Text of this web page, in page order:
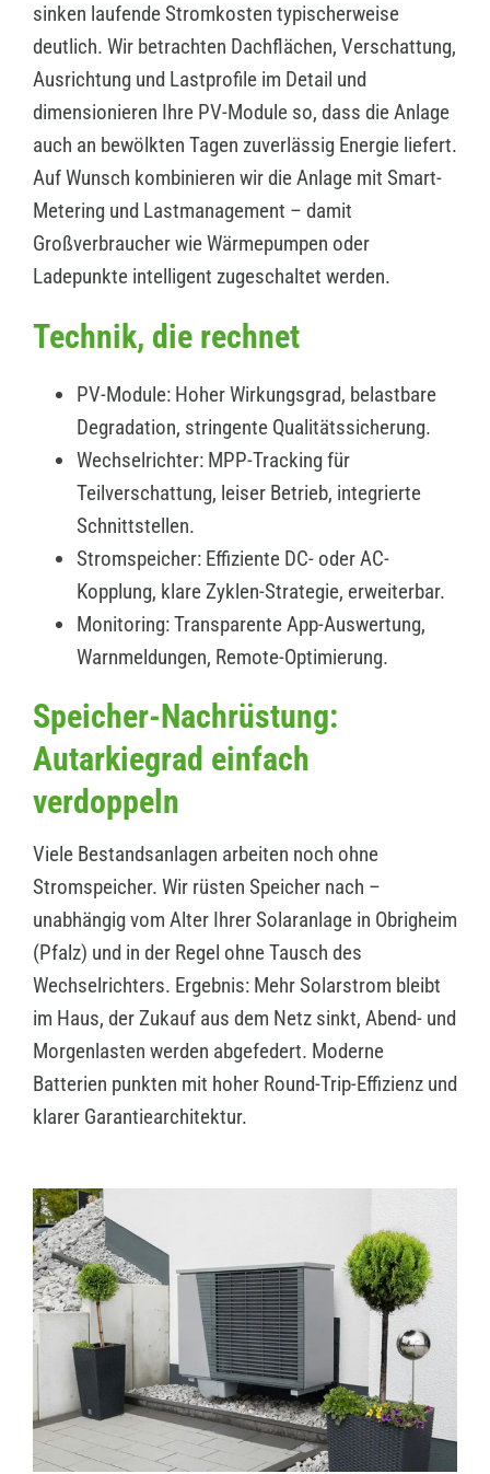
sinken laufende Stromkosten typischerweise
deutlich. Wir betrachten Dachflächen, Verschattung,
Ausrichtung und Lastprofile im Detail und
dimensionieren Ihre PV-Module so, dass die Anlage
auch an bewölkten Tagen zuverlässig Energie liefert.
Auf Wunsch kombinieren wir die Anlage mit Smart-
Metering und Lastmanagement – damit
Großverbraucher wie Wärmepumpen oder
Ladepunkte intelligent zugeschaltet werden.
Technik, die rechnet
PV-Module: Hoher Wirkungsgrad, belastbare
Degradation, stringente Qualitätssicherung.
Wechselrichter: MPP-Tracking für
Teilverschattung, leiser Betrieb, integrierte
Schnittstellen.
Stromspeicher: Effiziente DC- oder AC-
Kopplung, klare Zyklen-Strategie, erweiterbar.
Monitoring: Transparente App-Auswertung,
Warnmeldungen, Remote-Optimierung.
Speicher-Nachrüstung:
Autarkiegrad einfach
verdoppeln
Viele Bestandsanlagen arbeiten noch ohne
Stromspeicher. Wir rüsten Speicher nach –
unabhängig vom Alter Ihrer Solaranlage in Obrigheim
(Pfalz) und in der Regel ohne Tausch des
Wechselrichters. Ergebnis: Mehr Solarstrom bleibt
im Haus, der Zukauf aus dem Netz sinkt, Abend- und
Morgenlasten werden abgefedert. Moderne
Batterien punkten mit hoher Round-Trip-Effizienz und
klarer Garantiearchitektur.